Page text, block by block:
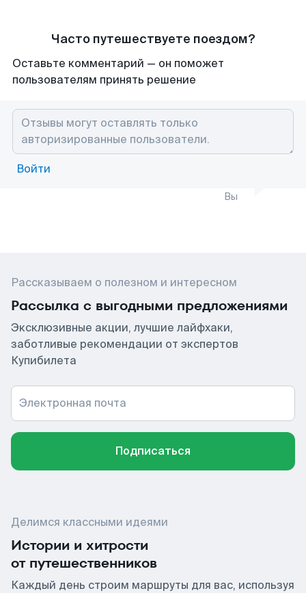
Часто путешествуете поездом?
Оставьте комментарий — он поможет
пользователям принять решение
Войти
Вы
Рассказываем о полезном и интересном
Рассылка с выгодными предложениями
Эксклюзивные акции, лучшие лайфхаки,
заботливые рекомендации от экспертов
Купибилета
Электронная почта
Подписаться
Делимся классными идеями
Истории и хитрости
от путешественников
Каждый день строим маршруты для вас, используя